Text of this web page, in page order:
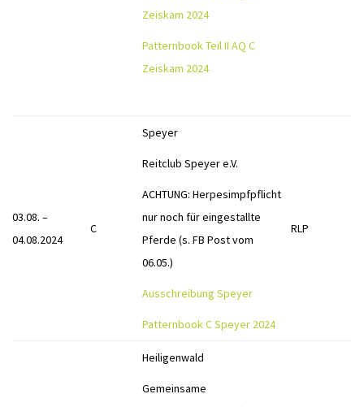
Zeiskam 2024
Patternbook Teil II AQ C
Zeiskam 2024
03.08. –
04.08.2024
C
Speyer
Reitclub Speyer e.V.
ACHTUNG: Herpesimpfpflicht
nur noch für eingestallte
Pferde (s. FB Post vom
06.05.)
Ausschreibung Speyer
Patternbook C Speyer 2024
RLP
Heiligenwald
Gemeinsame